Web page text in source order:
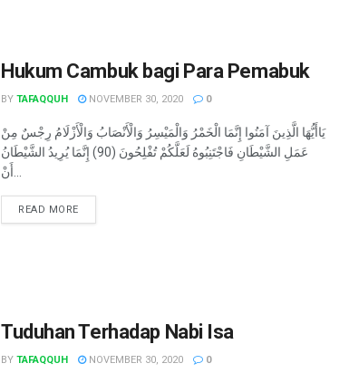
Hukum Cambuk bagi Para Pemabuk
BY TAFAQQUH NOVEMBER 30, 2020 0
يَاأَيُّهَا الَّذِينَ آمَنُوا إِنَّمَا الْخَمْرُ وَالْمَيْسِرُ وَالْأَنْصَابُ وَالْأَزْلَامُ رِجْسٌ مِنْ
عَمَلِ الشَّيْطَانِ فَاجْتَنِبُوهُ لَعَلَّكُمْ تُفْلِحُونَ (90) إِنَّمَا يُرِيدُ الشَّيْطَانُ
READ MORE
Tuduhan Terhadap Nabi Isa
BY TAFAQQUH NOVEMBER 30, 2020 0